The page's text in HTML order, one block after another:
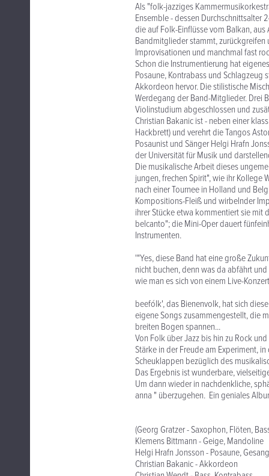
Als "folk-jazziges
Ensemble - dessen Durchschnittsalter
die auf Folk-Einflüsse vom Balkan,
Bandmitglieder stammt,
Improvisationen und manchmal fast
Schon die Instrumentierung hat
Posaune, Kontrabass und
Akkordeon hervor. Die stilistische
Werdegang der Band-Mitglieder. Drei
Violinstudium abgeschlossen und
Christian Bakanic ist - neben einer
Hackbrett) und verehrt die Tangos
Posaunist und Sänger Helgi Hrafn
der Universität für Musik und
Die musikalische Arbeit dieses
jungen, frechen Spirit", wie ihr
nach einer Tournee in Holland und
Kompositions-Fleiß und wirbelnder
ihrer Stücke etwa kommentiert sie mit
belcanto"; die Mini-Oper dauert
Instrumenten.
'"Yes, diese Band hat eine große
nicht buchen, denn was da abfährt
wie man es sich von einem Live-
beefólk', das Bienenvolk, hat sich
eigene Songs zusammengestellt, die
breiten Bogen spannen...
Von Folk über Jazz bis hin zu Rock
Stärke in der Freude am Experiment,
Scheuklappen bezüglich des
Das Ergebnis ist wunderbare,
Um dann wieder in nachdenkliche,
anna " überzugehen. Ein geniales
(Georg Gratzer - Saxophon, Flöten,
Klemens Bittmann - Geige, Mandoline
Helgi Hrafn Jonsson - Posaune, Gesang
Christian Bakanic - Akkordeon